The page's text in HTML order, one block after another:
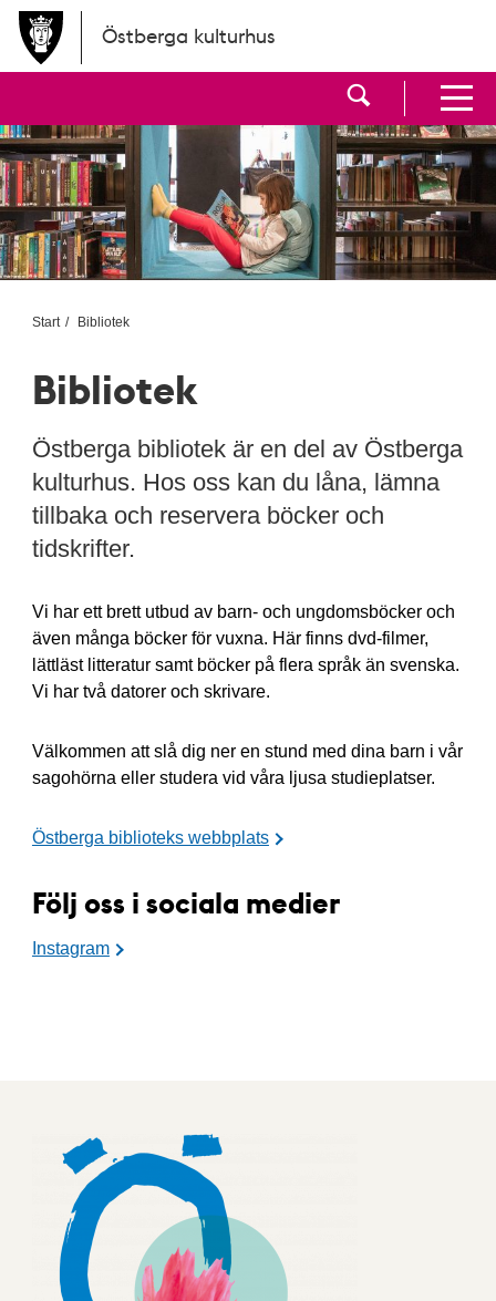
Hoppa till huvudinnehållet
Östberga kulturhus
Visa
Visa
Start Bibliotek
Bibliotek
Östberga bibliotek är en del av Östberga
kulturhus. Hos oss kan du låna, lämna
tillbaka och reservera böcker och
tidskrifter.
Vi har ett brett utbud av barn- och ungdomsböcker och
även många böcker för vuxna. Här finns dvd-filmer,
lättläst litteratur samt böcker på flera språk än svenska.
Vi har två datorer och skrivare.
Välkommen att slå dig ner en stund med dina barn i vår
sagohörna eller studera vid våra ljusa studieplatser.
Östberga biblioteks webbplats
Följ oss i sociala medier
Instagram